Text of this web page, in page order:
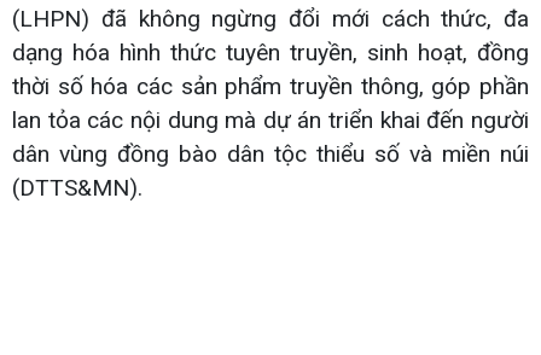
(LHPN) đã không ngừng đổi mới cách thức, đa
dạng hóa hình thức tuyên truyền, sinh hoạt, đồng
thời số hóa các sản phẩm truyền thông, góp phần
lan tỏa các nội dung mà dự án triển khai đến người
dân vùng đồng bào dân tộc thiểu số và miền núi
(DTTS&MN).